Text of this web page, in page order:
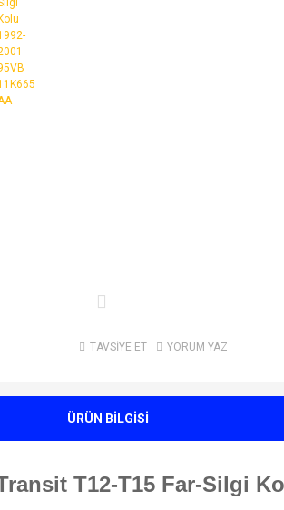
TAVSİYE ET YORUM YAZ
ÜRÜN BİLGİSİ
T12-T15 Far-Silgi